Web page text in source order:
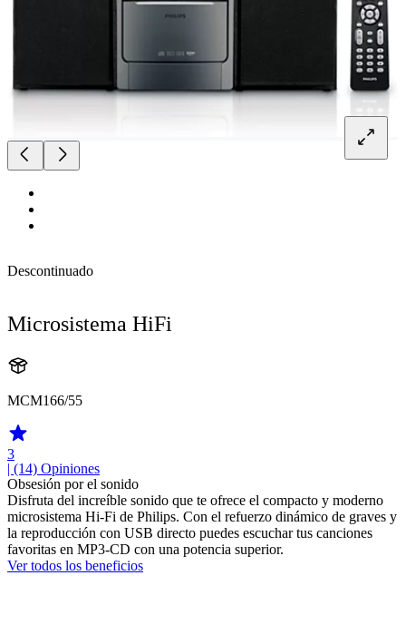
Descontinuado
Microsistema HiFi
MCM166/55
3
| (14) Opiniones
Obsesión por el sonido
Disfruta del increíble sonido que te ofrece el compacto y moderno
microsistema Hi-Fi de Philips. Con el refuerzo dinámico de graves y
la reproducción con USB directo puedes escuchar tus canciones
favoritas en MP3-CD con una potencia superior.
Ver todos los beneficios